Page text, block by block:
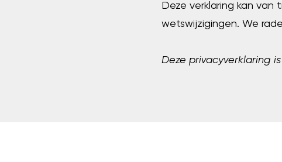
Deze verklaring kan
wetswijzigingen. We
Deze privacyverklaring